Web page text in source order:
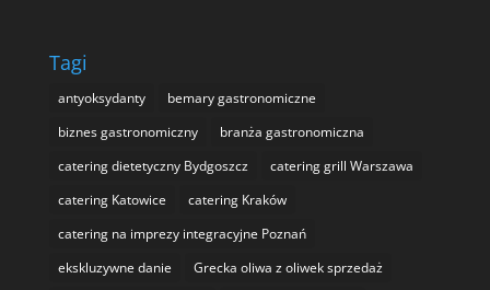
Tagi
antyoksydanty
bemary gastronomiczne
biznes gastronomiczny
branża gastronomiczna
catering dietetyczny Bydgoszcz
catering grill Warszawa
catering Katowice
catering Kraków
catering na imprezy integracyjne Poznań
ekskluzywne danie
Grecka oliwa z oliwek sprzedaż